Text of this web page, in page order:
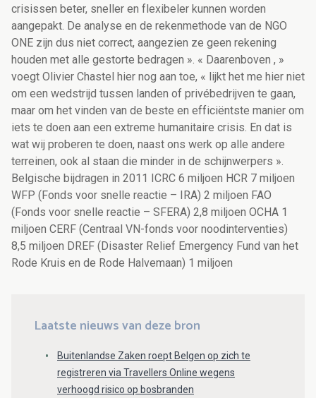
crisissen beter, sneller en flexibeler kunnen worden
aangepakt. De analyse en de rekenmethode van de NGO
ONE zijn dus niet correct, aangezien ze geen rekening
houden met alle gestorte bedragen ». « Daarenboven , »
voegt Olivier Chastel hier nog aan toe, « lijkt het me hier niet
om een wedstrijd tussen landen of privébedrijven te gaan,
maar om het vinden van de beste en efficiëntste manier om
iets te doen aan een extreme humanitaire crisis. En dat is
wat wij proberen te doen, naast ons werk op alle andere
terreinen, ook al staan die minder in de schijnwerpers ».
Belgische bijdragen in 2011 ICRC 6 miljoen HCR 7 miljoen
WFP (Fonds voor snelle reactie – IRA) 2 miljoen FAO
(Fonds voor snelle reactie – SFERA) 2,8 miljoen OCHA 1
miljoen CERF (Centraal VN-fonds voor noodinterventies)
8,5 miljoen DREF (Disaster Relief Emergency Fund van het
Rode Kruis en de Rode Halvemaan) 1 miljoen
Laatste nieuws van deze bron
Buitenlandse Zaken roept Belgen op zich te
registreren via Travellers Online wegens
verhoogd risico op bosbranden